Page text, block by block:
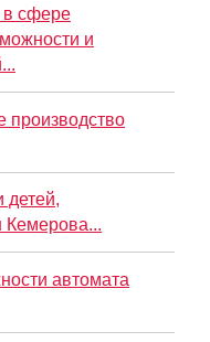
в сфере
и
производство
детей,
Кемерова...
автомата